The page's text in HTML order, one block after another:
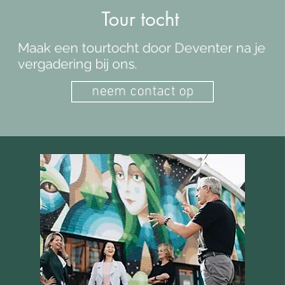
Tour tocht
Maak een tourtocht door Deventer na je
vergadering bij ons.
neem contact op